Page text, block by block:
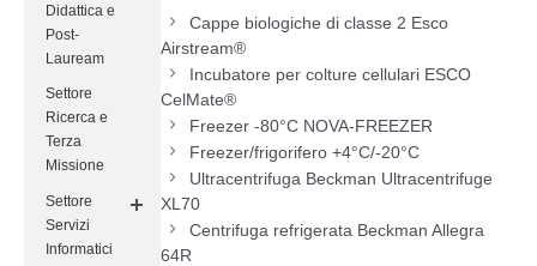
Didattica e
Post-
Lauream
Settore
Ricerca e
Terza
Missione
Settore
Servizi
Informatici
Cappe biologiche di classe 2 Esco
Airstream®
Incubatore per colture cellulari ESCO
CelMate®
Freezer -80°C NOVA-FREEZER
Freezer/frigorifero +4°C/-20°C
Ultracentrifuga Beckman Ultracentrifuge
XL70
Centrifuga refrigerata Beckman Allegra
64R